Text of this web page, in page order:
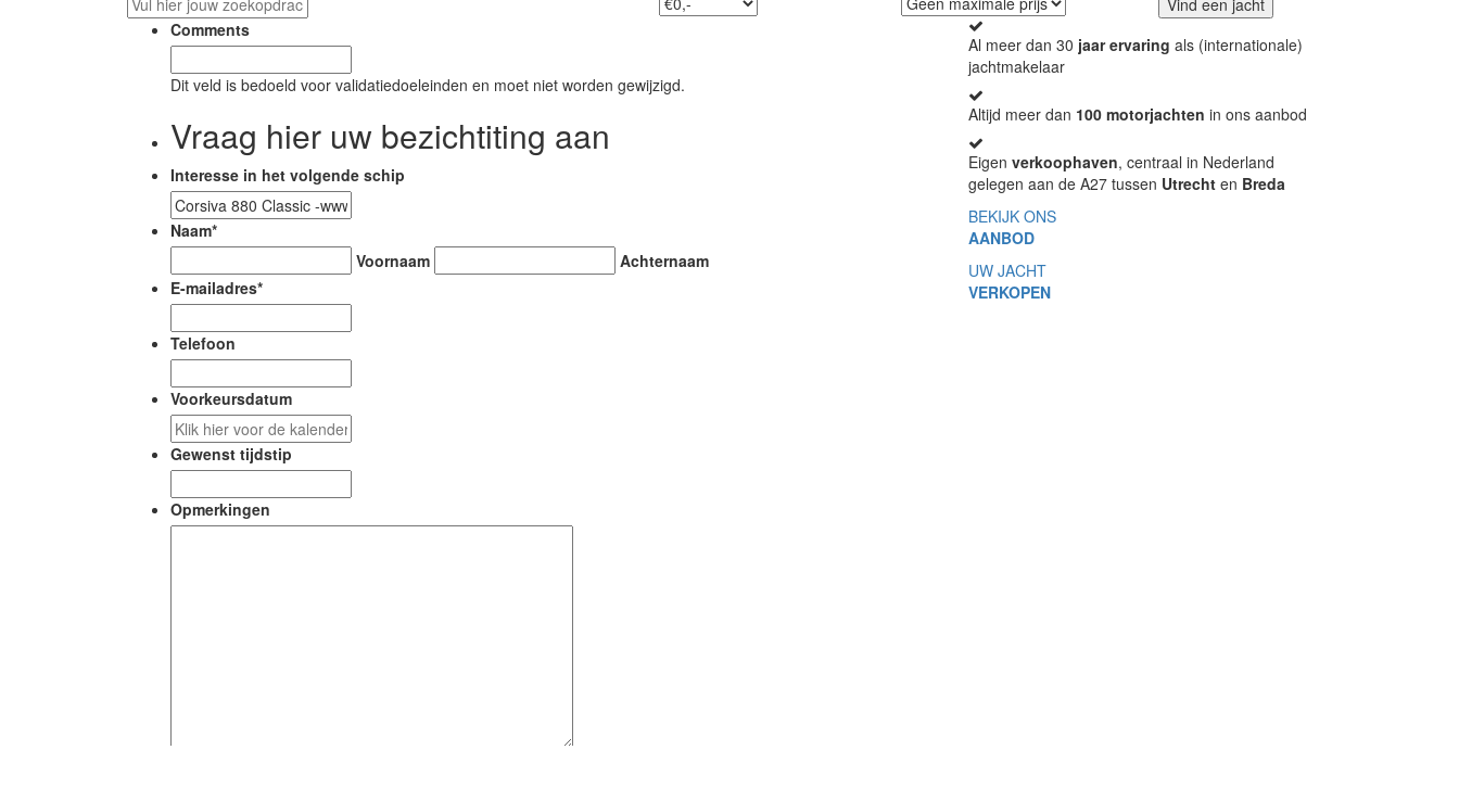
Vind een jacht
Comments
Dit veld is bedoeld voor validatiedoeleinden en moet niet worden gewijzigd.
Vraag hier uw bezichtiting aan
Interesse in het volgende schip
Naam*
Voornaam
Achternaam
E-mailadres*
Telefoon
Voorkeursdatum
slash
MM
Gewenst tijdstip
Opmerkingen
Al meer dan 30 jaar ervaring als (internationale)
jachtmakelaar
Altijd meer dan 100 motorjachten in ons aanbod
Eigen verkoophaven, centraal in Nederland
gelegen aan de A27 tussen Utrecht en Breda
BEKIJK ONS
AANBOD
UW JACHT
VERKOPEN